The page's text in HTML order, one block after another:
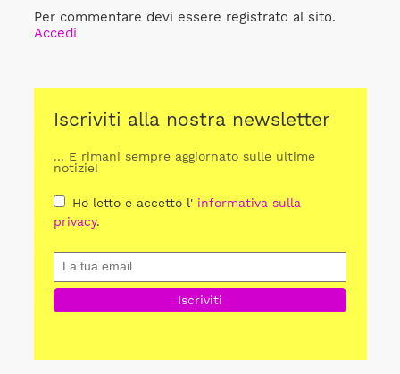
Per commentare devi essere registrato al sito.
Accedi
Iscriviti alla nostra newsletter
... E rimani sempre aggiornato sulle ultime
notizie!
Ho letto e accetto l' informativa sulla
privacy.